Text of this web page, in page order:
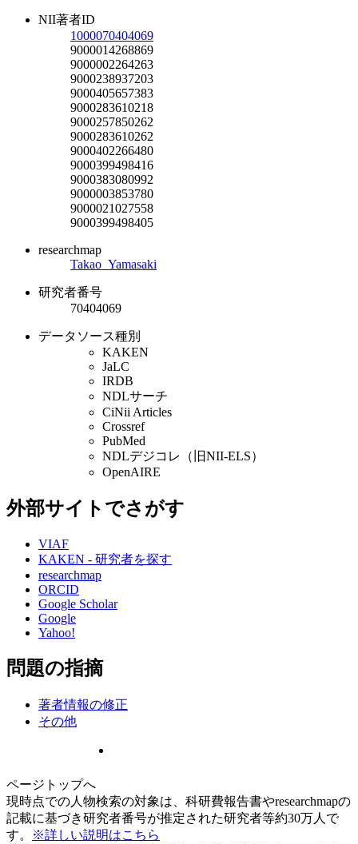
NII著者ID
1000070404069
9000014268869
9000002264263
9000238937203
9000405657383
9000283610218
9000257850262
9000283610262
9000402266480
9000399498416
9000383080992
9000003853780
9000021027558
9000399498405
researchmap
Takao_Yamasaki
研究者番号
70404069
データソース種別
KAKEN
JaLC
IRDB
NDLサーチ
CiNii Articles
Crossref
PubMed
NDLデジコレ（旧NII-ELS）
OpenAIRE
外部サイトでさがす
VIAF
KAKEN - 研究者を探す
researchmap
ORCID
Google Scholar
Google
Yahoo!
問題の指摘
著者情報の修正
その他
ページトップへ
現時点での人物検索の対象は、科研費報告書やresearchmapの
記載に基づき研究者番号が推定された研究者等約30万人で
す。
※詳しい説明はこちら